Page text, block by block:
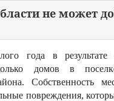
не может
года в
домов в
Собственность
повреждения,